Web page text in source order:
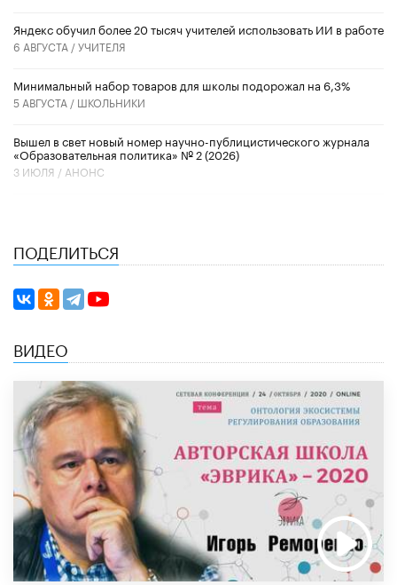
​Яндекс обучил более 20 тысяч учителей использовать ИИ в работе
6 АВГУСТА /УЧИТЕЛЯ
Минимальный набор товаров для школы подорожал на 6,3%
5 АВГУСТА / ШКОЛЬНИКИ
Вышел в свет новый номер научно-публицистического журнала
«Образовательная политика» № 2 (2026)
3 ИЮЛЯ / АНОНС
ПОДЕЛИТЬСЯ
ВИДЕО